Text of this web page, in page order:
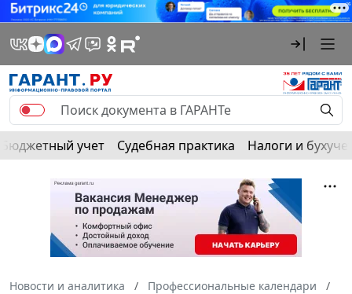
Бюджетный учет Судебная практика Налоги и
Новости и аналитика
Профессиональные календари